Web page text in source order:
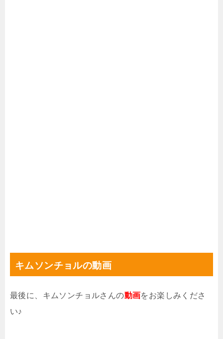
キムソンチョルの動画
最後に、キムソンチョルさんの動画をお楽しみくださ
い♪